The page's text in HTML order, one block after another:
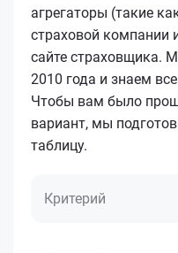
агрегаторы (такие
страховой компании
сайте страховщика.
2010 года и знаем
Чтобы вам было
вариант, мы
таблицу.
Критерий